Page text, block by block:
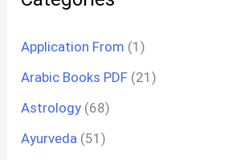
Application From (1)
Arabic Books PDF (21)
Astrology (68)
Ayurveda (51)